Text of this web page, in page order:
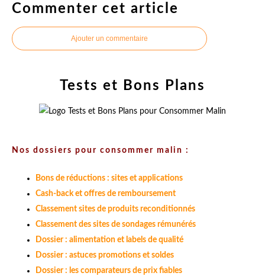
Commenter cet article
Ajouter un commentaire
Tests et Bons Plans
Nos dossiers pour consommer malin :
Bons de réductions : sites et applications
Cash-back et offres de remboursement
Classement sites de produits reconditionnés
Classement des sites de sondages rémunérés
Dossier : alimentation et labels de qualité
Dossier : astuces promotions et soldes
Dossier : les comparateurs de prix fiables